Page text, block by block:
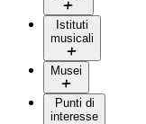
Istituti
musicali
Musei
Punti di
interesse